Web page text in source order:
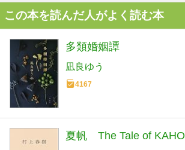
この本を読んだ人がよく読む本
多類婚姻譚
凪良ゆう
4167
夏帆 The Tale of KAHO